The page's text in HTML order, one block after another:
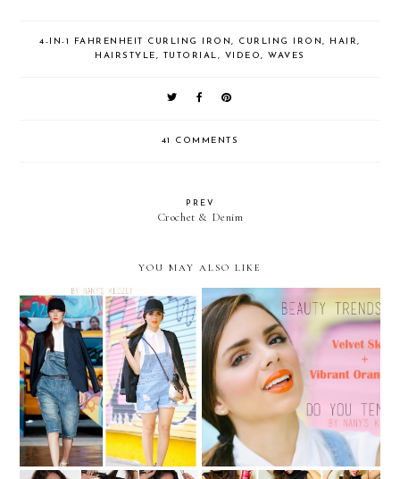
4-IN-1 FAHRENHEIT CURLING IRON, CURLING IRON, HAIR,
HAIRSTYLE, TUTORIAL, VIDEO, WAVES
41 COMMENTS
PREV
Crochet & Denim
YOU MAY ALSO LIKE
RUNWAY-TO- REAL
WAY: inspired by DKNY
S/S2014
DKNY Spring/Summer 14'
Inspired Beauty Look